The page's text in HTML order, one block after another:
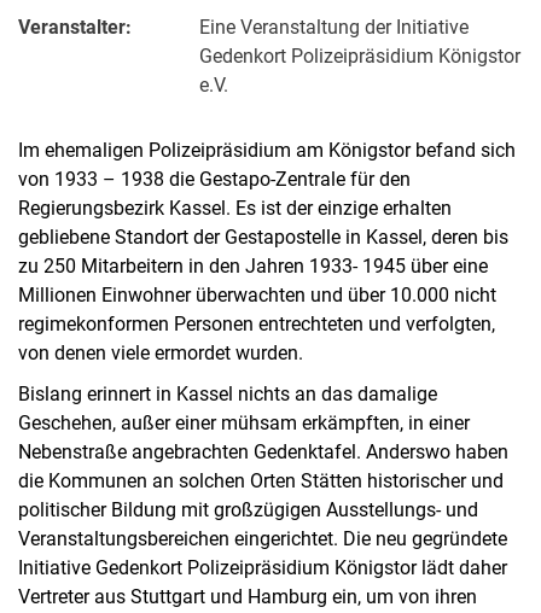
Stellenausschreibungen
Publikationen
Presse- und Öffentlichkeitsarbeit
Webredaktion
Webseite R:ein
Veranstalter:
Eine Veranstaltung der Initiative
Gedenkort Polizeipräsidium Königstor
e.V.
Im ehemaligen Polizeipräsidium am Königstor befand sich
von 1933 – 1938 die Gestapo-Zentrale für den
Regierungsbezirk Kassel. Es ist der einzige erhalten
gebliebene Standort der Gestapostelle in Kassel, deren bis
zu 250 Mitarbeitern in den Jahren 1933- 1945 über eine
Millionen Einwohner überwachten und über 10.000 nicht
regimekonformen Personen entrechteten und verfolgten,
von denen viele ermordet wurden.
Bislang erinnert in Kassel nichts an das damalige
Geschehen, außer einer mühsam erkämpften, in einer
Nebenstraße angebrachten Gedenktafel. Anderswo haben
die Kommunen an solchen Orten Stätten historischer und
politischer Bildung mit großzügigen Ausstellungs- und
Veranstaltungsbereichen eingerichtet. Die neu gegründete
Initiative Gedenkort Polizeipräsidium Königstor lädt daher
Vertreter aus Stuttgart und Hamburg ein, um von ihren